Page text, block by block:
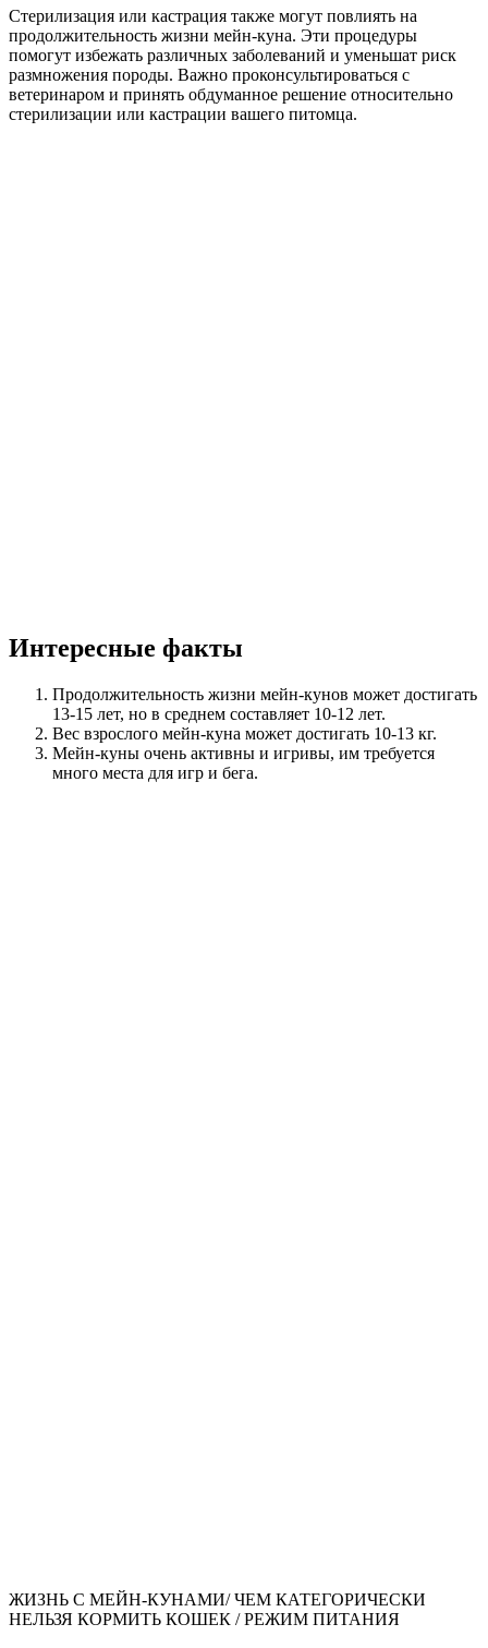
Стерилизация или кастрация также могут повлиять на
продолжительность жизни мейн-куна. Эти процедуры
помогут избежать различных заболеваний и уменьшат риск
размножения породы. Важно проконсультироваться с
ветеринаром и принять обдуманное решение относительно
стерилизации или кастрации вашего питомца.
Интересные факты
Продолжительность жизни мейн-кунов может достигать
13-15 лет, но в среднем составляет 10-12 лет.
Вес взрослого мейн-куна может достигать 10-13 кг.
Мейн-куны очень активны и игривы, им требуется
много места для игр и бега.
ЖИЗНЬ С МЕЙН-КУНАМИ/ ЧЕМ КАТЕГОРИЧЕСКИ
НЕЛЬЗЯ КОРМИТЬ КОШЕК / РЕЖИМ ПИТАНИЯ